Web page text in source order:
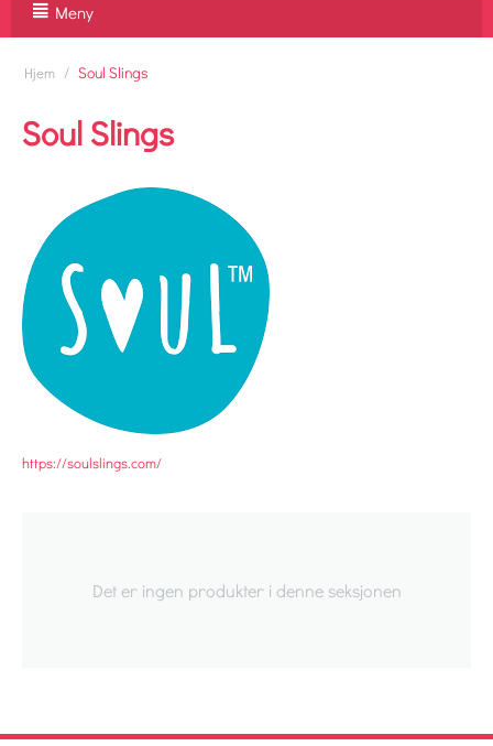
Meny
Hjem / Soul Slings
Soul Slings
https://soulslings.com/
Det er ingen produkter i denne seksjonen